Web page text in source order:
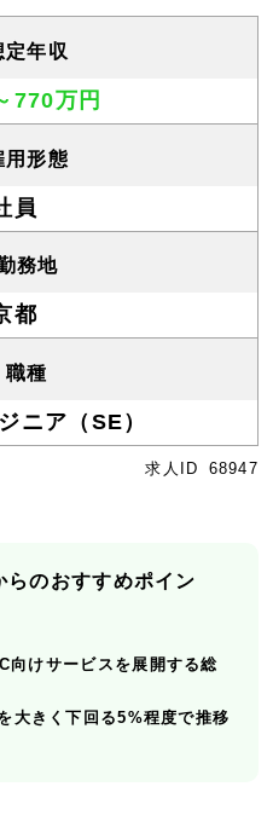
定年収
770万円
用形態
員
務地
都
職種
ニア（SE）
求人ID 68947
のおすすめポイン
向けサービスを展開する総
大きく下回る5%程度で推移